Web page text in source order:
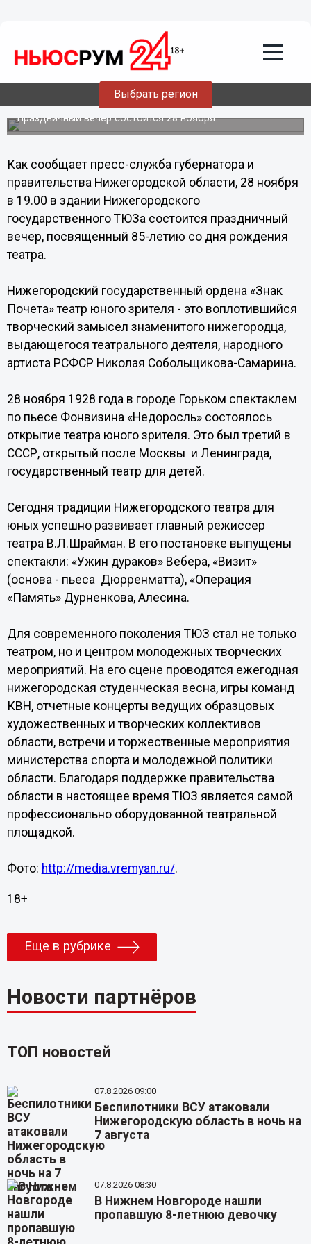
Выбрать регион
26.11.201317:04
Нижегородскому ТЮЗу исполняется 85
Праздничный вечер состоится 28 ноября.
Как сообщает пресс-служба губернатора и
правительства Нижегородской области, 28 ноября
в 19.00 в здании Нижегородского
государственного ТЮЗа состоится праздничный
вечер, посвященный 85-летию со дня рождения
театра.
Нижегородский государственный ордена «Знак
Почета» театр юного зрителя - это воплотившийся
творческий замысел знаменитого нижегородца,
выдающегося театрального деятеля, народного
артиста РСФСР Николая Собольщикова-Самарина.
28 ноября 1928 года в городе Горьком спектаклем
по пьесе Фонвизина «Недоросль» состоялось
открытие театра юного зрителя. Это был третий в
СССР, открытый после Москвы и Ленинграда,
государственный театр для детей.
Сегодня традиции Нижегородского театра для
юных успешно развивает главный режиссер
театра В.Л.Шрайман. В его постановке выпущены
спектакли: «Ужин дураков» Вебера, «Визит»
(основа - пьеса Дюрренматта), «Операция
«Память» Дурненкова, Алесина.
Для современного поколения ТЮЗ стал не только
театром, но и центром молодежных творческих
мероприятий. На его сцене проводятся ежегодная
нижегородская студенческая весна, игры команд
КВН, отчетные концерты ведущих образцовых
художественных и творческих коллективов
области, встречи и торжественные мероприятия
министерства спорта и молодежной политики
области. Благодаря поддержке правительства
области в настоящее время ТЮЗ является самой
профессионально оборудованной театральной
площадкой.
Фото: http://media.vremyan.ru/.
18+
Еще в рубрике
Новости партнёров
ТОП новостей
07.8.2026 09:00
Беспилотники ВСУ атаковали
Нижегородскую область в ночь на
7 августа
07.8.2026 08:30
В Нижнем Новгороде нашли
пропавшую 8-летнюю девочку